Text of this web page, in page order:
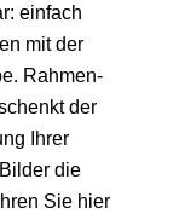
einfach
mit der
Rahmen-
der
Ihrer
die
Sie hier